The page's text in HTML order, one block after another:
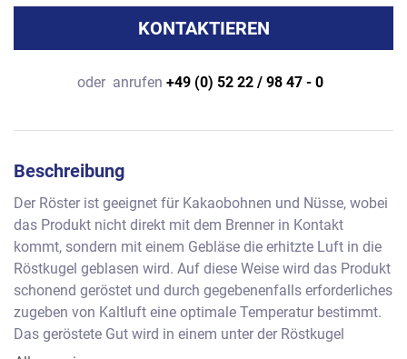
KONTAKTIEREN
oder anrufen +49 (0) 52 22 / 98 47 - 0
Beschreibung
Der Röster ist geeignet für Kakaobohnen und Nüsse, wobei
das Produkt nicht direkt mit dem Brenner in Kontakt
kommt, sondern mit einem Gebläse die erhitzte Luft in die
Röstkugel geblasen wird. Auf diese Weise wird das Produkt
schonend geröstet und durch gegebenenfalls erforderliches
zugeben von Kaltluft eine optimale Temperatur bestimmt.
Das geröstete Gut wird in einem unter der Röstkugel